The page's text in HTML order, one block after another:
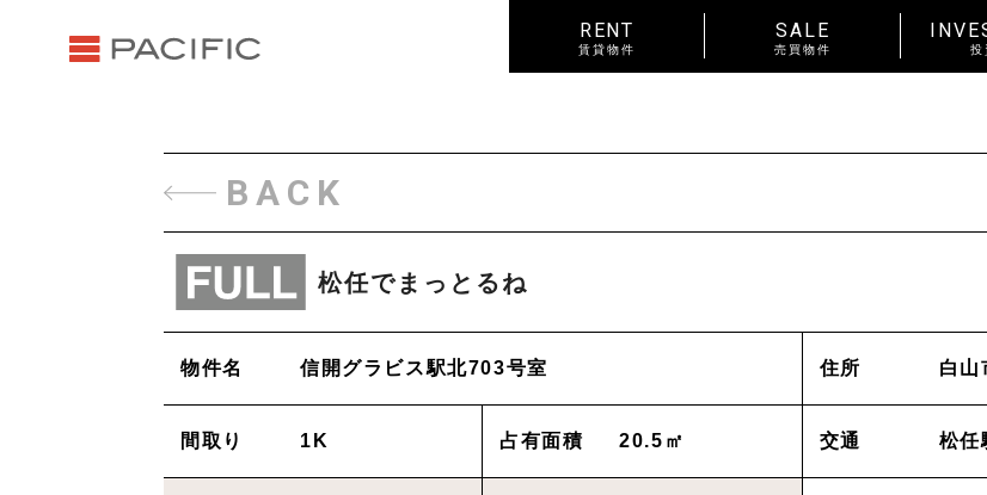
About us _私たちにつ
ワンルーム 1K 1DK
以上
金沢市全域
RENT
賃貸物件
SALE
売買物件 投
BACK
松任でまっとるね
物件名 信開グラビス駅北703号室 住所 白山
間取り 1K 占有面積 20.5㎡ 交通 松